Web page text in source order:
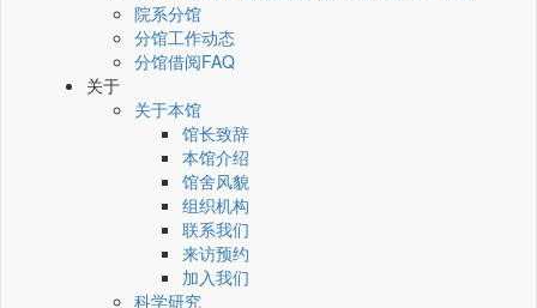
院系分馆
分馆工作动态
分馆借阅FAQ
关于
关于本馆
馆长致辞
本馆介绍
馆舍风貌
组织机构
联系我们
来访预约
加入我们
科学研究